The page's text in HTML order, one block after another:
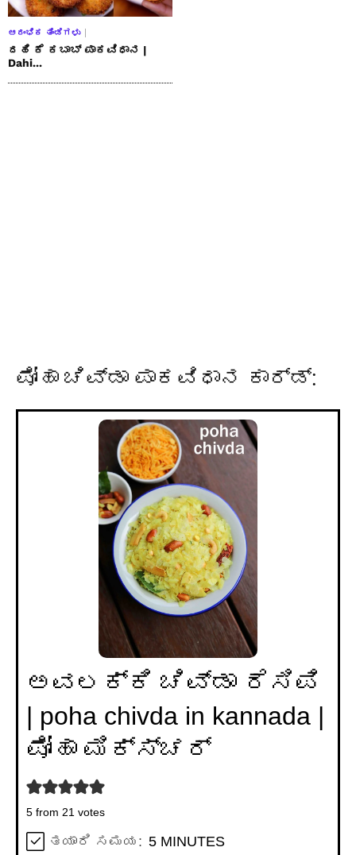
ಆರಂಭಿಕ ತಿಂಡಿಗಳು
ದಹಿ ಕೆ ಕಬಾಬ್ ಪಾಕವಿಧಾನ |
Dahi...
ಪೋಹಾ ಚಿವ್ಡಾ ಪಾಕವಿಧಾನ ಕಾರ್ಡ್:
ಅವಲಕ್ಕಿ ಚಿವ್ಡಾ ರೆಸಿಪಿ
| poha chivda in kannada |
ಪೋಹಾ ಮಿಕ್ಸ್ಚರ್
5 from 21 votes
ತಯಾರಿ ಸಮಯ: 5MINUTES
MINUTES